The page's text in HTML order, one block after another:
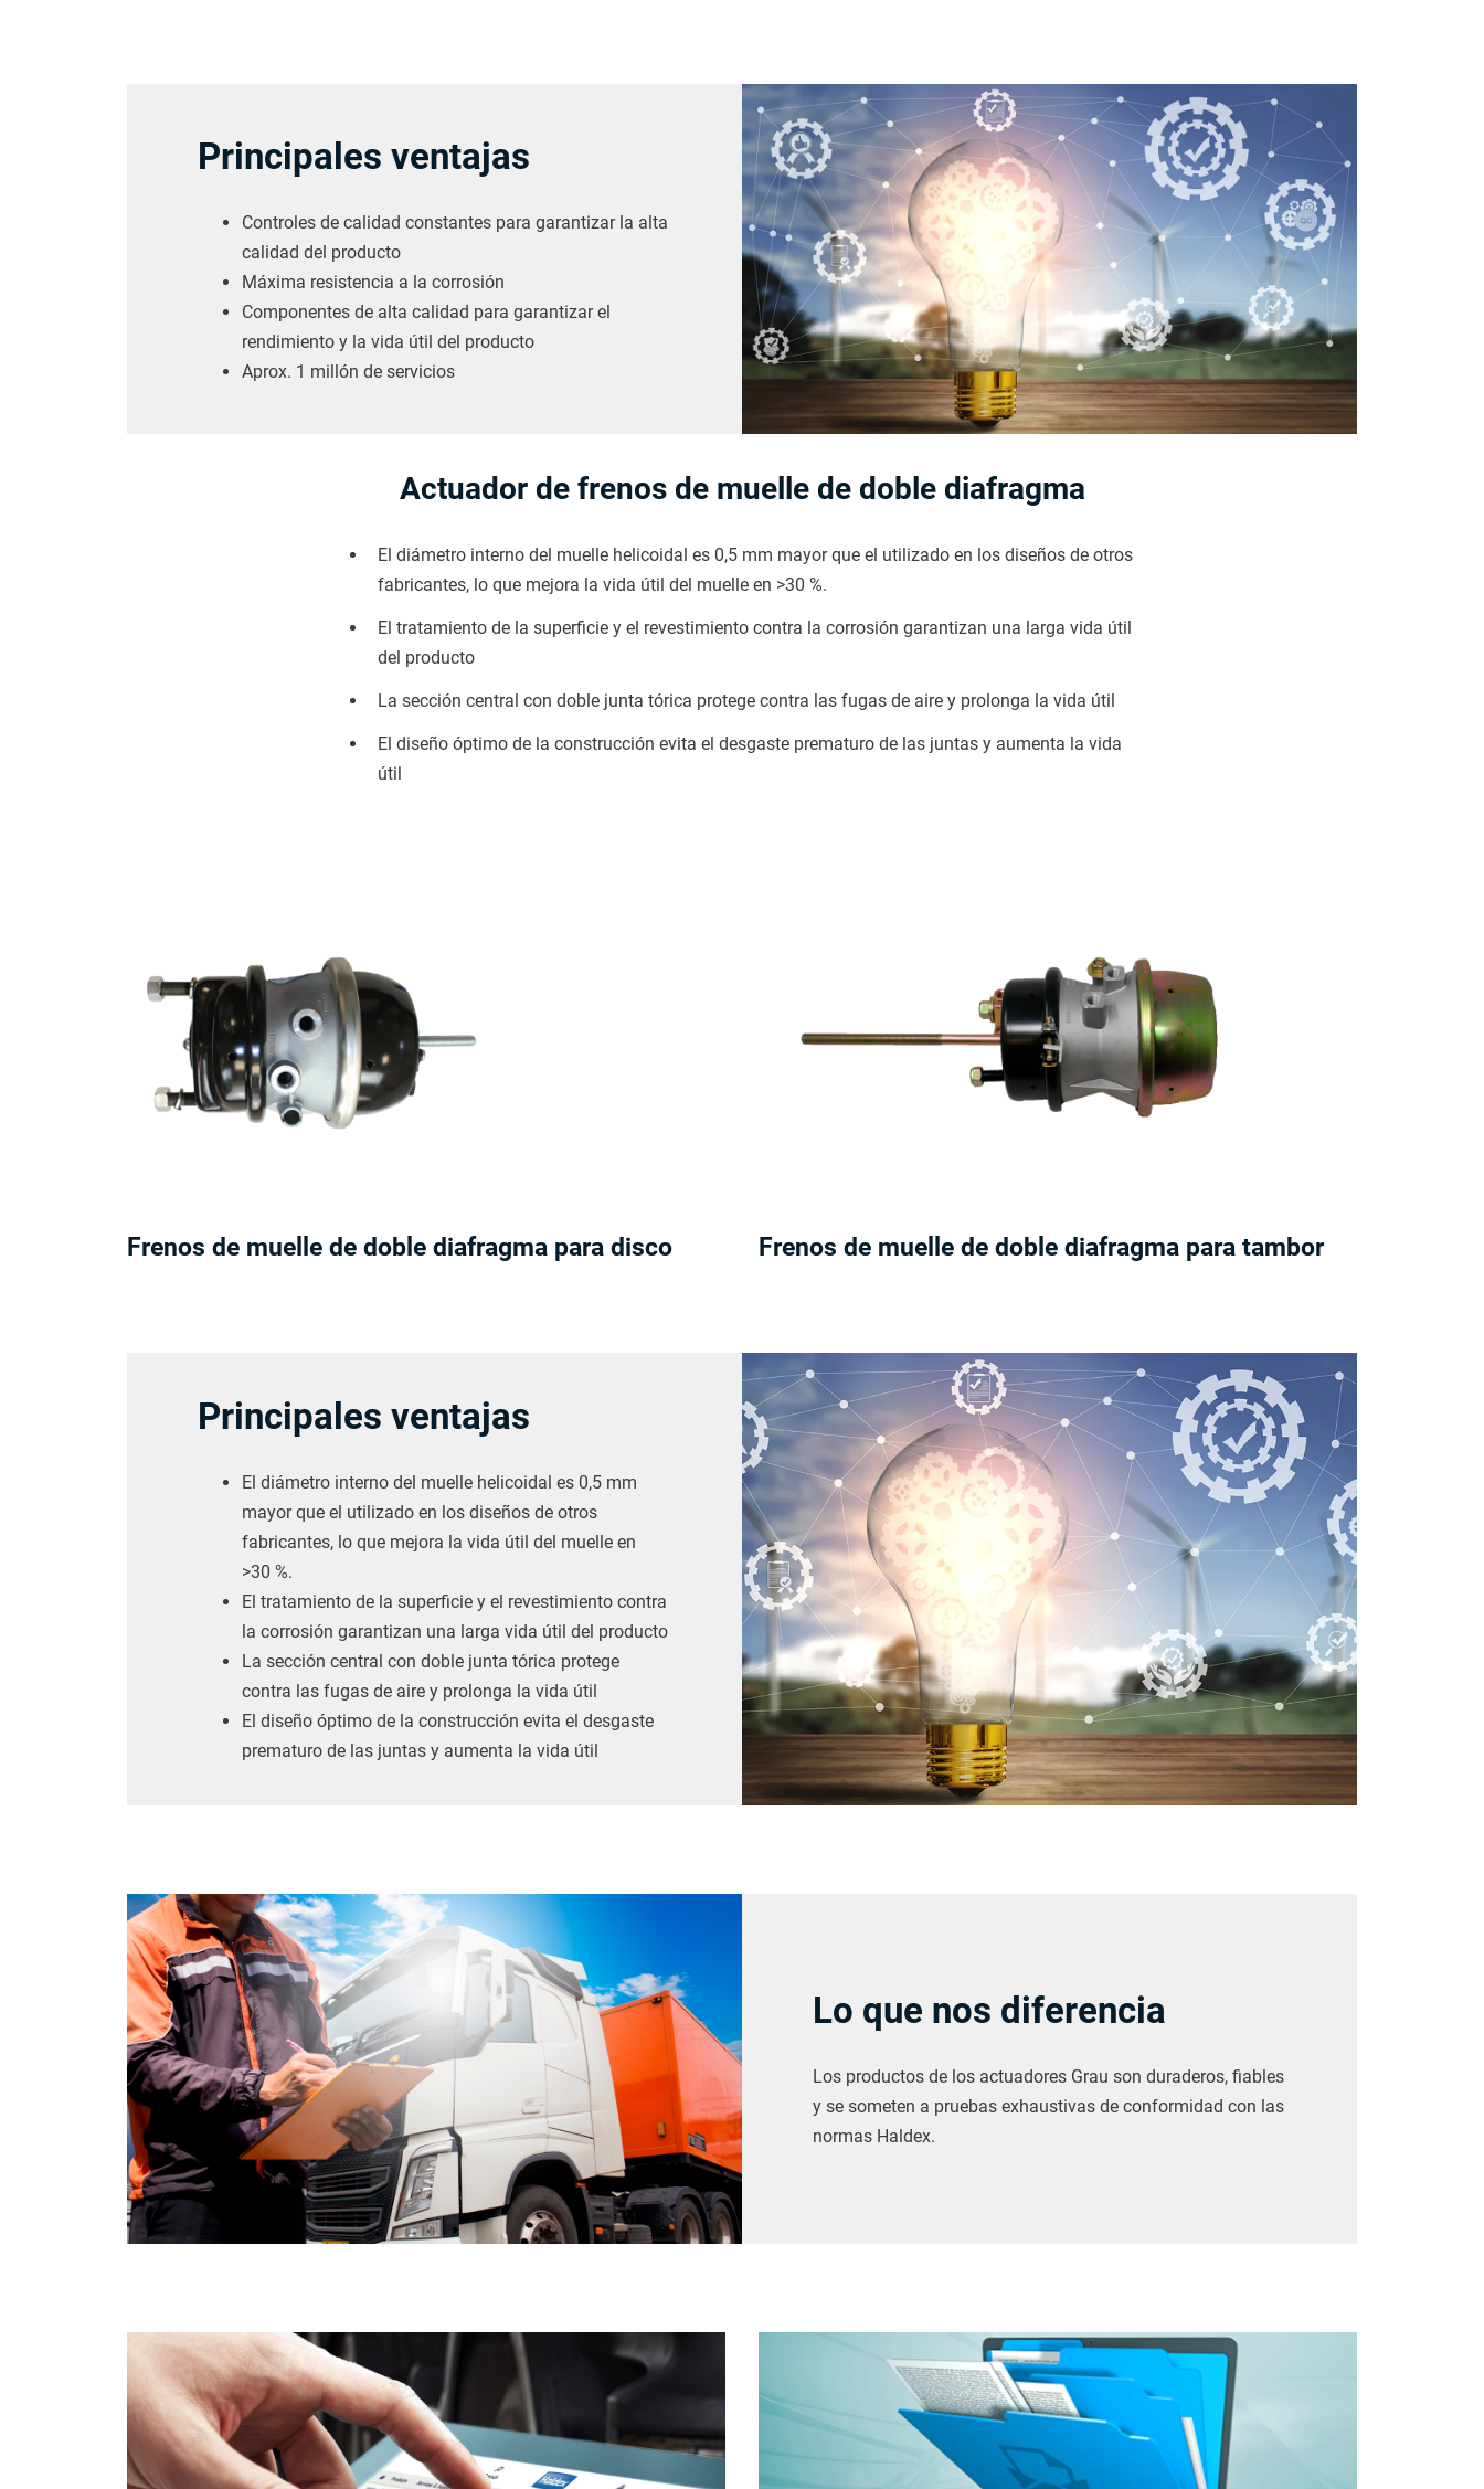
Principales ventajas
Controles de calidad constantes para garantizar la alta
calidad del producto
Máxima resistencia a la corrosión
Componentes de alta calidad para garantizar el
rendimiento y la vida útil del producto
Aprox. 1 millón de servicios
Actuador de frenos de muelle de doble diafragma
El diámetro interno del muelle helicoidal es 0,5 mm mayor que el utilizado en los diseños de otros
fabricantes, lo que mejora la vida útil del muelle en >30 %.
El tratamiento de la superficie y el revestimiento contra la corrosión garantizan una larga vida útil
del producto
La sección central con doble junta tórica protege contra las fugas de aire y prolonga la vida útil
El diseño óptimo de la construcción evita el desgaste prematuro de las juntas y aumenta la vida
útil
Frenos de muelle de doble diafragma para disco Frenos de muelle de doble diafragma para tambor
Principales ventajas
El diámetro interno del muelle helicoidal es 0,5 mm
mayor que el utilizado en los diseños de otros
fabricantes, lo que mejora la vida útil del muelle en
>30 %.
El tratamiento de la superficie y el revestimiento contra
la corrosión garantizan una larga vida útil del producto
La sección central con doble junta tórica protege
contra las fugas de aire y prolonga la vida útil
El diseño óptimo de la construcción evita el desgaste
prematuro de las juntas y aumenta la vida útil
Lo que nos diferencia
Los productos de los actuadores Grau son duraderos, fiables
y se someten a pruebas exhaustivas de conformidad con las
normas Haldex.